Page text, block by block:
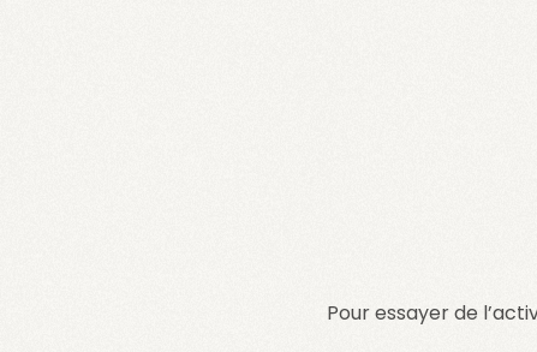
Pour essayer de